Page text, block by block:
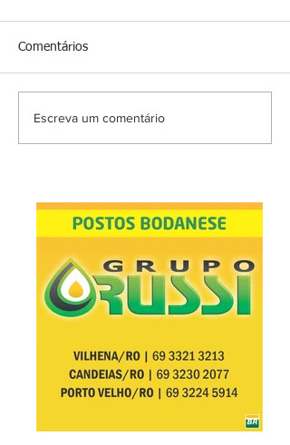
Comentários
Escreva um comentário